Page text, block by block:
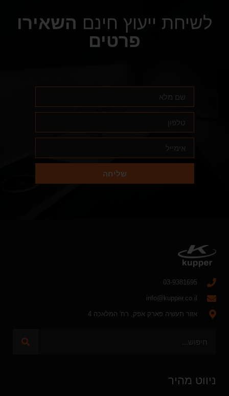
לשיחת ייעוץ חינם השאירו
פרטים
שליחה
03-9381695
info@kupper.co.il
אזור תעשיה פארק אפק, רח' המלאכה 4
ניווט מהיר